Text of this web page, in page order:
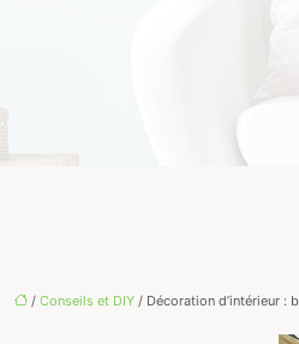
/ Conseils et DIY / Décoration d’intérieur :